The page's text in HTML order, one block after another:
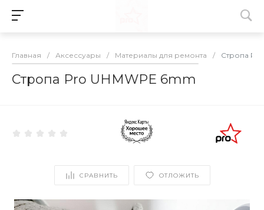
Главная / Аксессуары / Материалы для ремонта / Стропа
Стропа Pro UHMWPE 6mm
СРАВНИТЬ ОТЛОЖИТЬ